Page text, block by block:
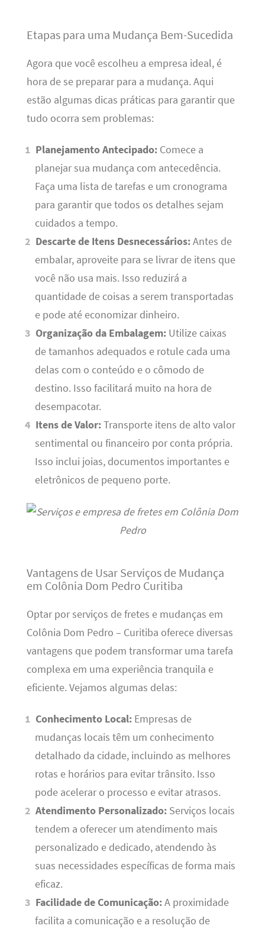
Etapas para uma Mudança Bem-Sucedida
Agora que você escolheu a empresa ideal, é
hora de se preparar para a mudança. Aqui
estão algumas dicas práticas para garantir que
tudo ocorra sem problemas:
Planejamento Antecipado: Comece a
planejar sua mudança com antecedência.
Faça uma lista de tarefas e um cronograma
para garantir que todos os detalhes sejam
cuidados a tempo.
Descarte de Itens Desnecessários:Antes de
embalar, aproveite para se livrar de itens que
você não usa mais. Isso reduzirá a
quantidade de coisas a serem transportadas
e pode até economizar dinheiro.
Organização da Embalagem: Utilize caixas
de tamanhos adequados e rotule cada uma
delas com o conteúdo e o cômodo de
destino. Isso facilitará muito na hora de
desempacotar.
Itens de Valor:Transporte itens de alto valor
sentimental ou financeiro por conta própria.
Isso inclui joias, documentos importantes e
eletrônicos de pequeno porte.
Vantagens de Usar Serviços de Mudança
em Colônia Dom Pedro Curitiba
Optar por serviços de fretes e mudanças em
Colônia Dom Pedro – Curitiba oferece diversas
vantagens que podem transformar uma tarefa
complexa em uma experiência tranquila e
eficiente. Vejamos algumas delas:
Conhecimento Local: Empresas de
mudanças locais têm um conhecimento
detalhado da cidade, incluindo as melhores
rotas e horários para evitar trânsito. Isso
pode acelerar o processo e evitar atrasos.
Atendimento Personalizado: Serviços locais
tendem a oferecer um atendimento mais
personalizado e dedicado, atendendo às
suas necessidades específicas de forma mais
eficaz.
Facilidade de Comunicação:A proximidade
facilita a comunicação e a resolução de